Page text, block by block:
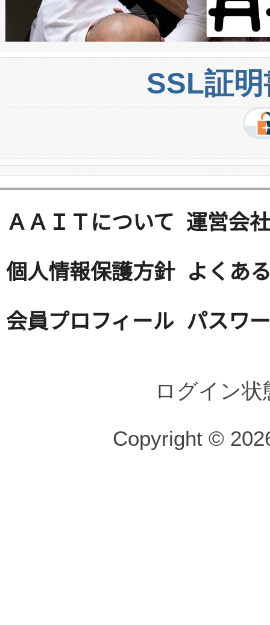
SSL証
ＡＡＩＴについて 運営会社
個人情報保護方針 よくあ
会員プロフィール パスワ
ログイン
Copyright ©